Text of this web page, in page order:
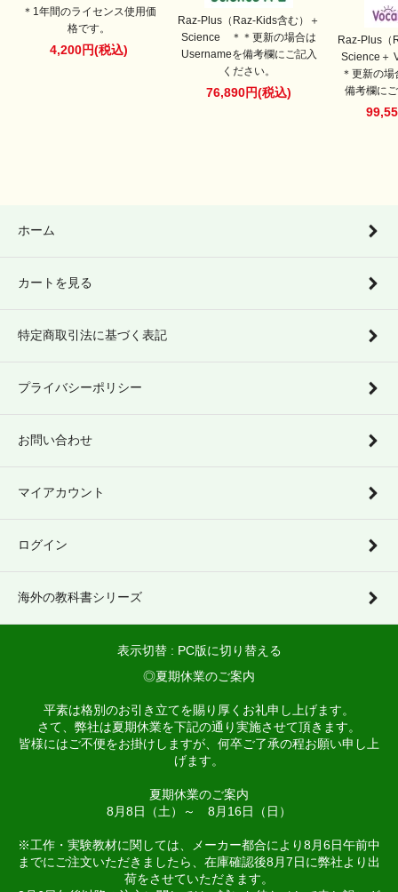
＊1年間のライセンス使用価
格です。
4,200円(税込)
Raz-Plus（Raz-Kids含む）＋
Science ＊＊更新の場合は
Usernameを備考欄にご記入
ください。
76,890円(税込)
Raz-Plus（
Science＋
＊更新の
備考欄に
ホーム
カートを見る
特定商取引法に基づく表記
プライバシーポリシー
お問い合わせ
マイアカウント
ログイン
海外の教科書シリーズ
表示切替 : PC版に切り替える
◎夏期休業のご案内
平素は格別のお引き立てを賜り厚くお礼申し上げます。
さて、弊社は夏期休業を下記の通り実施させて頂きます。
皆様にはご不便をお掛けしますが、何卒ご了承の程お願い申し上
げます。
夏期休業のご案内
8月8日（土）～ 8月16日（日）
※工作・実験教材に関しては、メーカー都合により8月6日午前中
までにご注文いただきましたら、在庫確認後8月7日に弊社より出
荷をさせていただきます。